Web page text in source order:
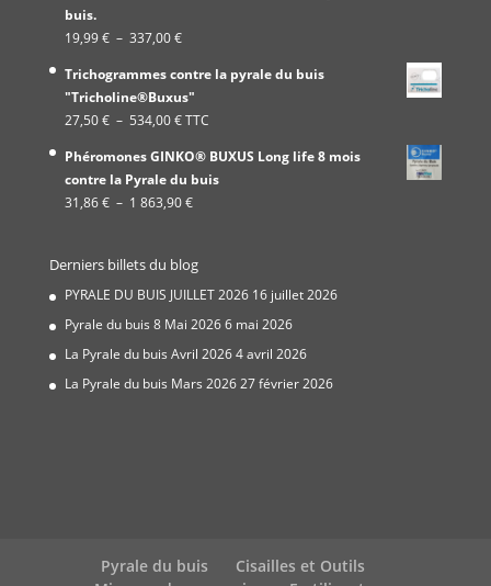
buis.
19,99€ – 337,00€Plage
prix :
19,99 €
à
337,00 €
Trichogrammes contre la pyrale du buis
"Tricholine®Buxus"
27,50€ – 534,00€Plage
prix :
27,50 €
à
TTC
Phéromones GINKO® BUXUS Long life 8 mois
contre la Pyrale du buis
31,86€ – 1 863,90€Plage
31,86 €
à
1
Derniers billets du blog
PYRALE DU BUIS JUILLET 2026 16 juillet 2026
Pyrale du buis 8 Mai 20266 mai 2026
La Pyrale du buis Avril 20264 avril 2026
La Pyrale du buis Mars 202627 février 2026
Pyrale du buis
Cisailles et Outils